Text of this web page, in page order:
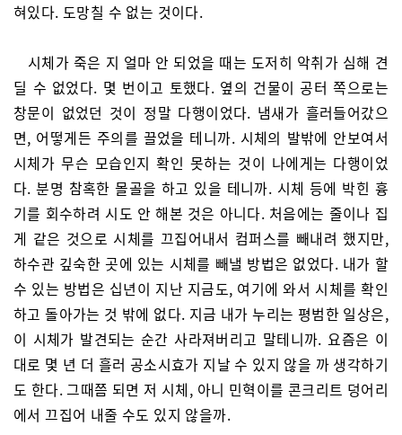
혀있다. 도망칠 수 없는 것이다.
시체가 죽은 지 얼마 안 되었을 때는 도저히 악취가 심해 견
딜 수 없었다. 몇 번이고 토했다. 옆의 건물이 공터 쪽으로는
창문이 없었던 것이 정말 다행이었다. 냄새가 흘러들어갔으
면, 어떻게든 주의를 끌었을 테니까. 시체의 발밖에 안보여서
시체가 무슨 모습인지 확인 못하는 것이 나에게는 다행이었
다. 분명 참혹한 몰골을 하고 있을 테니까. 시체 등에 박힌 흉
기를 회수하려 시도 안 해본 것은 아니다. 처음에는 줄이나 집
게 같은 것으로 시체를 끄집어내서 컴퍼스를 빼내려 했지만,
하수관 깊숙한 곳에 있는 시체를 빼낼 방법은 없었다. 내가 할
수 있는 방법은 십년이 지난 지금도, 여기에 와서 시체를 확인
하고 돌아가는 것 밖에 없다. 지금 내가 누리는 평범한 일상은,
이 시체가 발견되는 순간 사라져버리고 말테니까. 요즘은 이
대로 몇 년 더 흘러 공소시효가 지날 수 있지 않을 까 생각하기
도 한다. 그때쯤 되면 저 시체, 아니 민혁이를 콘크리트 덩어리
에서 끄집어 내줄 수도 있지 않을까.